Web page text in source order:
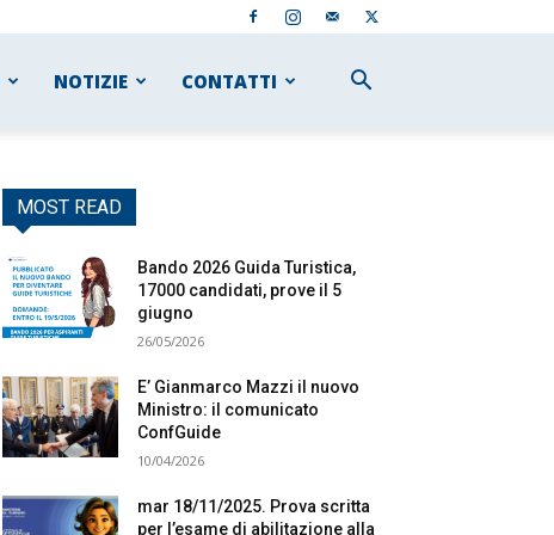
NOTIZIE CONTATTI
MOST READ
Bando 2026 Guida Turistica,
17000 candidati, prove il 5
giugno
26/05/2026
E’ Gianmarco Mazzi il nuovo
Ministro: il comunicato
ConfGuide
10/04/2026
mar 18/11/2025. Prova scritta
per l’esame di abilitazione alla